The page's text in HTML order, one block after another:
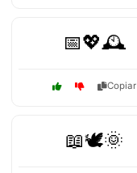
📅💖🕰️
Copiar
📖🕊️🌞